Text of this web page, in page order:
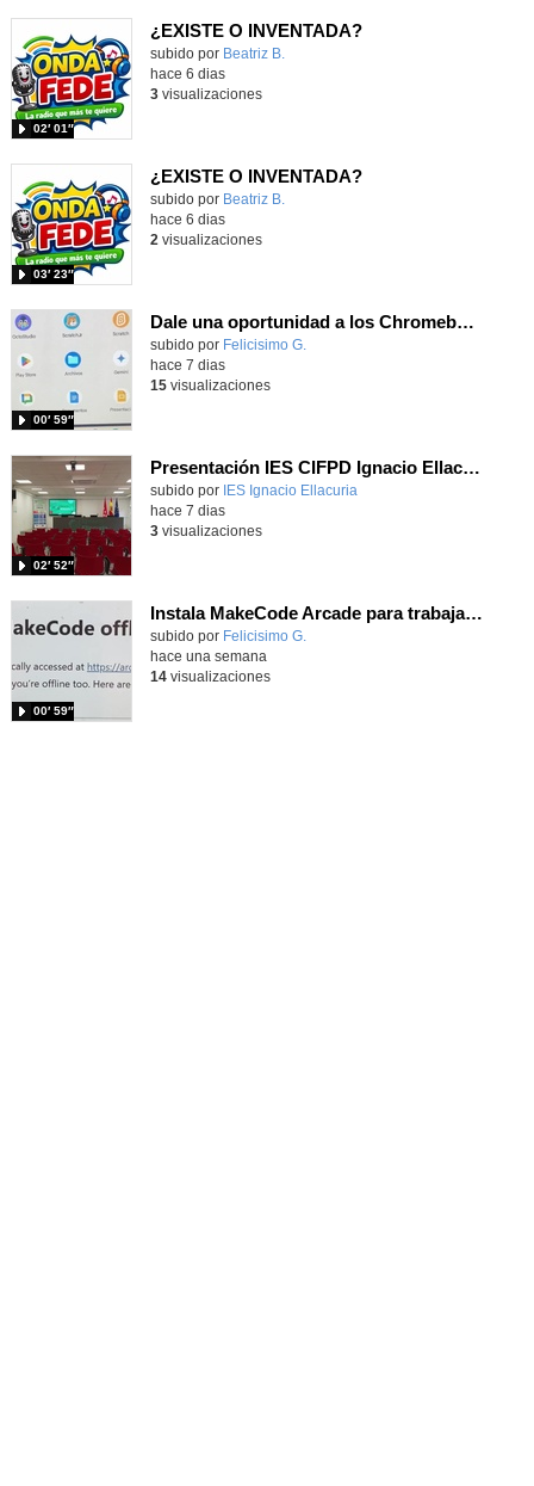
¿EXISTE O INVENTADA?
Contenido educativo.
subido por Beatriz B.
02′ 01″
hace 6 dias
3visualizaciones
¿EXISTE O INVENTADA?
Contenido educativo.
subido por Beatriz B.
03′ 23″
hace 6 dias
2 visualizaciones
Dale una oportunidad a los Chromebooks y utiliza un proyector para realizar talleres si no tienes pantallas táctiles
Contenido educativo.
subido por Felicisimo G.
00′ 59″
hace 7 dias
15visualizaciones
Presentación IES CIFPD Ignacio Ellacuría
Contenido educativo.
subido por IES Ignacio Ellacuria
02′ 52″
hace 7 dias
3visualizaciones
Instala MakeCode Arcade para trabajar offline en tu tablet, ordenador, Chromebook
Contenido educativo.
subido por Felicisimo G.
00′ 59″
hace una semana
14visualizaciones